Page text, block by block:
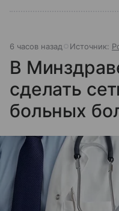
6 часов назад Источник:
В
сделать
больных